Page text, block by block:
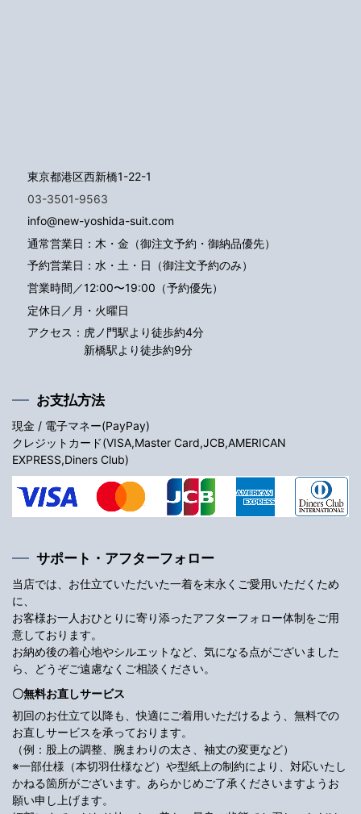
東京都港区西新橋1-22-1
03-3501-9563
info@new-yoshida-suit.com
通常営業日：木・金（御注文予約・御納品優先）
予約営業日：水・土・日（御注文予約のみ）
営業時間／12:00〜19:00（予約優先）
定休日／月・火曜日
アクセス： 虎ノ門駅より徒歩約4分
新橋駅より徒歩約9分
お支払方法
現金 / 電子マネー(PayPay)
クレジットカード(VISA,Master Card,JCB,AMERICAN
EXPRESS,Diners Club)
サポート・アフターフォロー
当店では、お仕立ていただいた一着を末永くご愛用いただくため
に、
お客様お一人おひとりに寄り添ったアフターフォロー体制をご用
意しております。
お納め後の着心地やシルエットなど、気になる点がございました
ら、どうぞご遠慮なくご相談ください。
〇無料お直しサービス
初回のお仕立て以降も、快適にご着用いただけるよう、無料での
お直しサービスを承っております。
（例：股上の調整、腕まわりの太さ、袖丈の変更など）
※一部仕様（本切羽仕様など）や型紙上の制約により、対応いたし
かねる箇所がございます。あらかじめご了承くださいますようお
願い申し上げます。